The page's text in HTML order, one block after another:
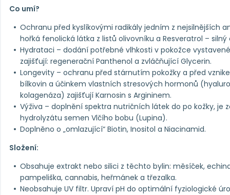
Co umí?
Ochranu před kyslíkovými radikály jedním z nejsilnějších
hořká fenolická látka z listů olivovníku a Resveratrol –
Hydrataci – dodání potřebné vlhkosti v pokožce
zajišťují: regenerační Panthenol a zvláčňující Glycerin.
Longevity – ochranu před stárnutím pokožky a před
bílkovin a účinkem vlastních stresových hormonů
kolagenáza) zajišťují Karnosin s Argininem.
Výživa – doplnění spektra nutričních látek do po kožky, je
hydrolyzátu semen Vlčího bobu (Lupina).
Doplněno o „omlazující“ Biotin, Inositol a Niacinamid.
Složení:
Obsahuje extrakt nebo silici z těchto bylin: měsíček,
pampeliška, cannabis, heřmánek a třezalka.
Neobsahuje UV filtr. Upraví pH do optimální fyziologické